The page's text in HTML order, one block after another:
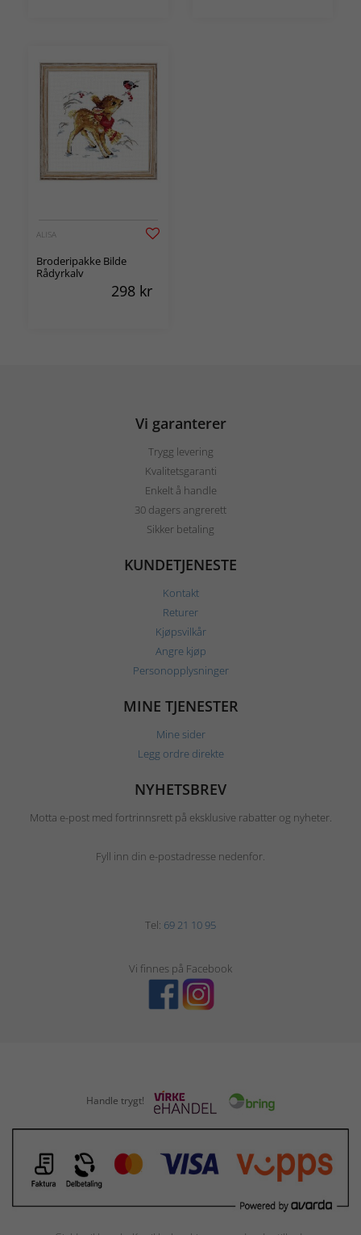
ALISA
Broderipakke Bilde
Rådyrkalv
298 kr
Vi garanterer
Trygg levering
Kvalitetsgaranti
Enkelt å handle
30 dagers angrerett
Sikker betaling
KUNDETJENESTE
Kontakt
Returer
Kjøpsvilkår
Angre kjøp
Personopplysninger
MINE TJENESTER
Mine sider
Legg ordre direkte
NYHETSBREV
Motta e-post med fortrinnsrett på eksklusive rabatter og nyheter.
Fyll inn din e-postadresse nedenfor.
Tel: 69 21 10 95
Vi finnes på Facebook
Handle trygt!